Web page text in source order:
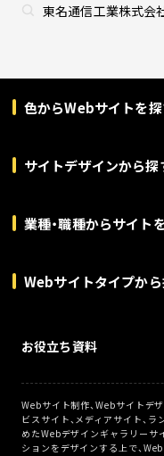
東名通信工業株式会
色からWebサイトを
サイトデザインから探
業種・職種からサイト
Webサイトタイプか
お役立ち資料
Webサイト制作、Webサイトデ
ビスサイト、メディアサイト、
めたWebデザインギャラリーサ
ションをデザインする上で、